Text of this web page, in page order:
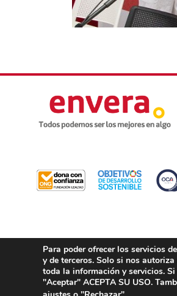
Para poder ofrecer los servicios
y de terceros. Solo si nos
toda la información y servicios.
"Aceptar" ACEPTA SU USO.